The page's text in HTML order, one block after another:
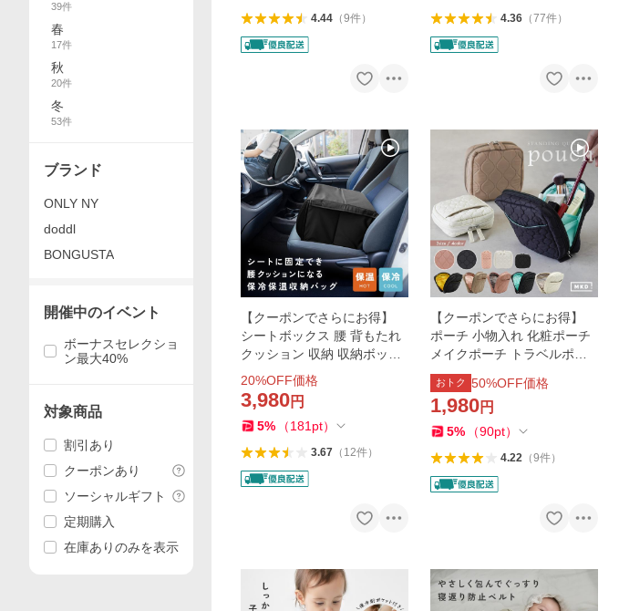
4.44（9件） 4.36（77件）
【クーポンでさらにお得】
シートボックス 腰 背もたれ
クッション 収納 収納ボック
ス カゴ 保冷 荷物の転落防止
折りたたみ コンパクト 大容
量 車
20%OFF価格
3,980円
5% （181 pt）
3.67（ 12件）
【クーポンでさらにお得】
ポーチ 小物入れ 化粧ポーチ
メイクポーチ トラベルポー
チ バッグインバッグ 大容量
機能的 自立 コンパクト コス
メ 収納
おトク 50%OFF価格
1,980円
5% （90pt）
4.22（9件）
39件
春
17件
秋
20件
冬
53件
ブランド
ONLY NY
doddl
BONGUSTA
開催中のイベント
ボーナスセレクショ
ン最大40%
対象商品
割引あり
クーポンあり
ソーシャルギフト
定期購入
在庫ありのみを表示